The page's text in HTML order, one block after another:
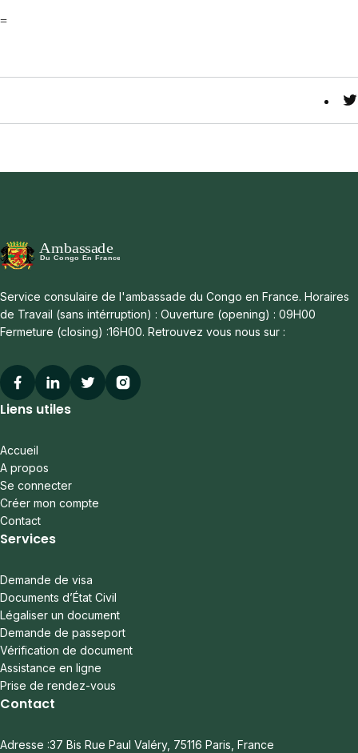
=
Service consulaire de l'ambassade du Congo en France. Horaires
de Travail (sans intérruption) : Ouverture (opening) : 09H00
Fermeture (closing) :16H00. Retrouvez vous nous sur :
Facebook
LinkedinTwitterInstagram
Liens utiles
Accueil
A propos
Se connecter
Créer mon compte
Contact
Services
Demande de visa
Documents d’État Civil
Légaliser un document
Demande de passeport
Vérification de document
Assistance en ligne
Prise de rendez-vous
Contact
Adresse :37 Bis Rue Paul Valéry, 75116 Paris, France